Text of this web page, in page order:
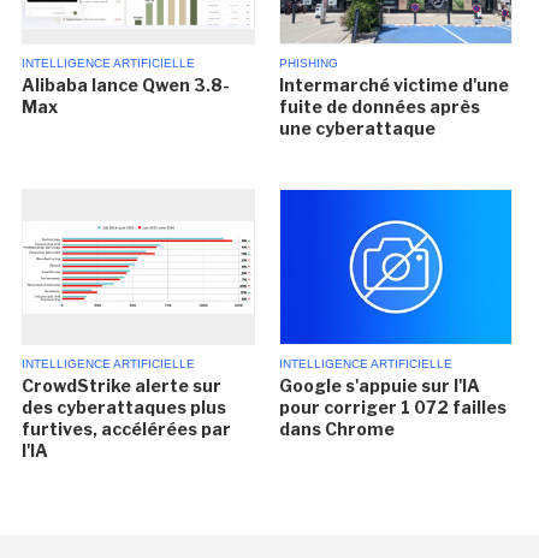
INTELLIGENCE ARTIFICIELLE
Alibaba lance Qwen 3.8-
Max
PHISHING
Intermarché victime d'une
fuite de données après
une cyberattaque
INTELLIGENCE ARTIFICIELLE
CrowdStrike alerte sur
des cyberattaques plus
furtives, accélérées par
l'IA
INTELLIGENCE ARTIFICIELLE
Google s'appuie sur l'IA
pour corriger 1 072 failles
dans Chrome